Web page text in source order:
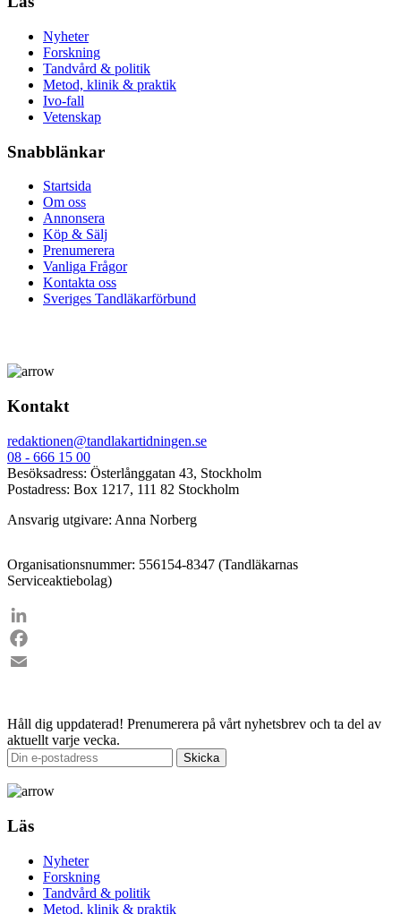
Nyheter
Forskning
Tandvård & politik
Metod, klinik & praktik
Ivo-fall
Vetenskap
Snabblänkar
Startsida
Om oss
Annonsera
Köp & Sälj
Prenumerera
Vanliga Frågor
Kontakta oss
Sveriges Tandläkarförbund
Kontakt
redaktionen@tandlakartidningen.se
08 - 666 15 00
Besöksadress: Österlånggatan 43, Stockholm
Postadress: Box 1217, 111 82 Stockholm
Ansvarig utgivare: Anna Norberg
Organisationsnummer: 556154-8347 (Tandläkarnas
Serviceaktiebolag)
LinkedIn
Facebook
Håll dig uppdaterad! Prenumerera på vårt nyhetsbrev och ta del av
aktuellt varje vecka.
Läs
Nyheter
Forskning
Tandvård & politik
Metod, klinik & praktik